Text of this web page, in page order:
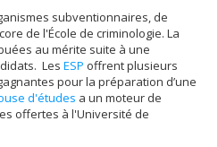
subventionnaires, de
de l'École de criminologie. La
au mérite suite à une
Les ESP offrent plusieurs
pour la préparation d’une
d'études a un moteur de
offertes à l'Université de